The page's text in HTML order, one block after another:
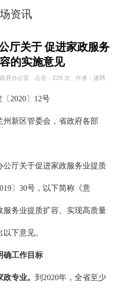
资讯
厅关于 促进家政服务
的实施意见
府办公室 点击： 226次 作者：速聘
2020〕12号
新区管委会，省政府各部
厅关于促进家政服务业提质
〕30号，以下简称《意
服务业提质扩容、实现高质量
下意见。
确工作目标
专业。 到2020年，全省至少